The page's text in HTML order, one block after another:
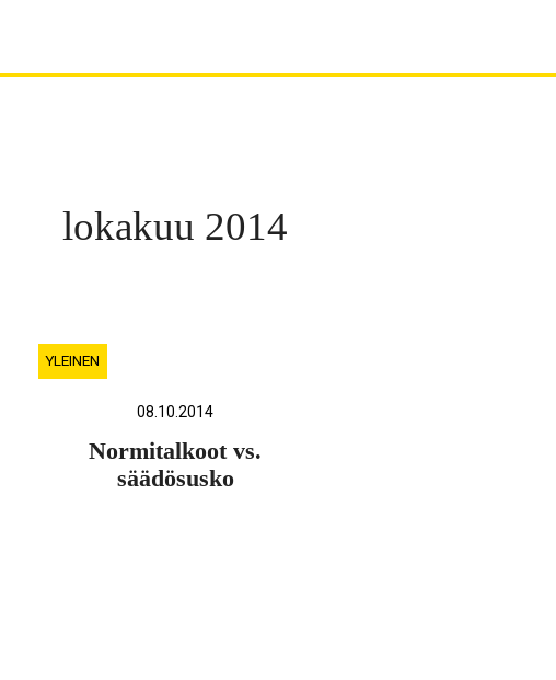
lokakuu 2014
YLEINEN
08.10.2014
Normitalkoot vs.
säädösusko